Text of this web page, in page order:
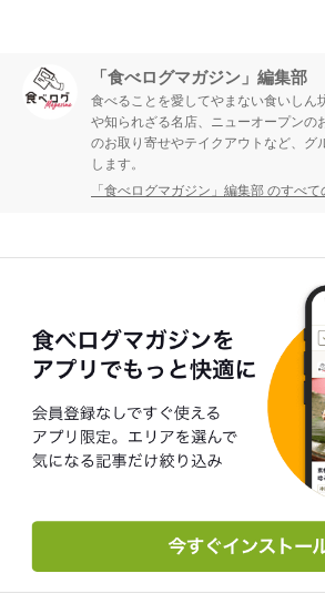
「食べログマガジン」編集部
食べることを愛してやまない食いしん
や知られざる名店、ニューオープンの
のお取り寄せやテイクアウトなど、グ
します。
「食べログマガジン」編集部 のすべ